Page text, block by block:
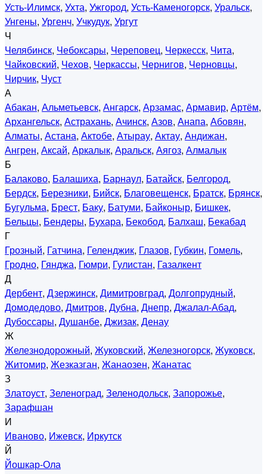
Усть-Илимск, Ухта, Ужгород, Усть-Каменогорск, Уральск,
Унгены, Ургенч, Учкудук, Ургут
Ч
Челябинск, Чебоксары, Череповец, Черкесск, Чита,
Чайковский, Чехов, Черкассы, Чернигов, Черновцы,
Чирчик, Чуст
А
Абакан, Альметьевск, Ангарск, Арзамас, Армавир, Артём,
Архангельск, Астрахань, Ачинск, Азов, Анапа, Абовян,
Алматы, Астана, Актобе, Атырау, Актау, Андижан,
Ангрен, Аксай, Аркалык, Аральск, Аягоз, Алмалык
Б
Балаково, Балашиха, Барнаул, Батайск, Белгород,
Бердск, Березники, Бийск, Благовещенск, Братск, Брянск,
Бугульма, Брест, Баку, Батуми, Байконыр, Бишкек,
Бельцы, Бендеры, Бухара, Бекобод, Балхаш, Бекабад
Г
Грозный, Гатчина, Геленджик, Глазов, Губкин, Гомель,
Гродно, Гянджа, Гюмри, Гулистан, Газалкент
Д
Дербент, Дзержинск, Димитровград, Долгопрудный,
Домодедово, Дмитров, Дубна, Днепр, Джалал-Абад,
Дубоссары, Душанбе, Джизак, Денау
Ж
Железнодорожный, Жуковский, Железногорск, Жуковск,
Житомир, Жезказган, Жанаозен, Жанатас
З
Златоуст, Зеленоград, Зеленодольск, Запорожье,
Зарафшан
И
Иваново, Ижевск, Иркутск
Й
Йошкар-Ола